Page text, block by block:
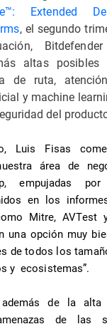
Extended
, el segundo
altas
de ruta,
y machine
del
Luis Fisas
área de
empujadas
en los
Mitre, AVTest
una opción muy
de todos los
y ecosistemas”.
de la alta
de las